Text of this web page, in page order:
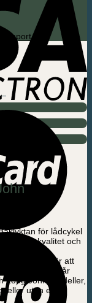
för lådcykel
kvalitet och
vi dansk
en passion för att
och säkrare. Vår
Long John-modeller,
utan el.